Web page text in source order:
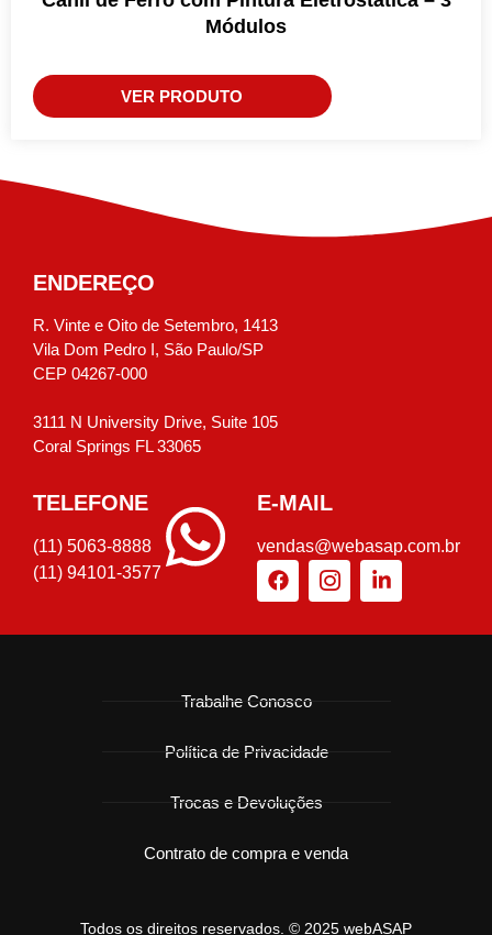
Módulos
VER PRODUTO
ENDEREÇO
R. Vinte e Oito de Setembro, 1413
Vila Dom Pedro I, São Paulo/SP
CEP 04267-000
3111 N University Drive, Suite 105
Coral Springs FL 33065
TELEFONE
(11) 5063-8888
(11) 94101-3577
E-MAIL
vendas@webasap.com.br
Todos os direitos reservados. © 2025 webASAP
Trabalhe Conosco
Política de Privacidade
Trocas e Devoluções
Contrato de compra e venda